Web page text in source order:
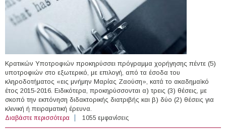
Κρατικών Υποτροφιών προκηρύσσει πρόγραμμα χορήγησης πέντε (5)
υποτροφιών στο εξωτερικό, με επιλογή, από τα έσοδα του
κληροδοτήματος «εις μνήμην Μαρίας Ζαούση», κατά το ακαδημαϊκό
έτος 2015-2016. Ειδικότερα, προκηρύσσονται α) τρεις (3) θέσεις, με
σκοπό την εκπόνηση διδακτορικής διατριβής και β) δύο (2) θέσεις για
κλινική ή πειραματική έρευνα.
Διαβάστε περισσότερα για Διδακτορικές και Υποτροφίες για έρευνα στην
Ψυχιατρική, Κληροδότημα "Εις μνήμην Μαρίας
1055 εμφανίσεις